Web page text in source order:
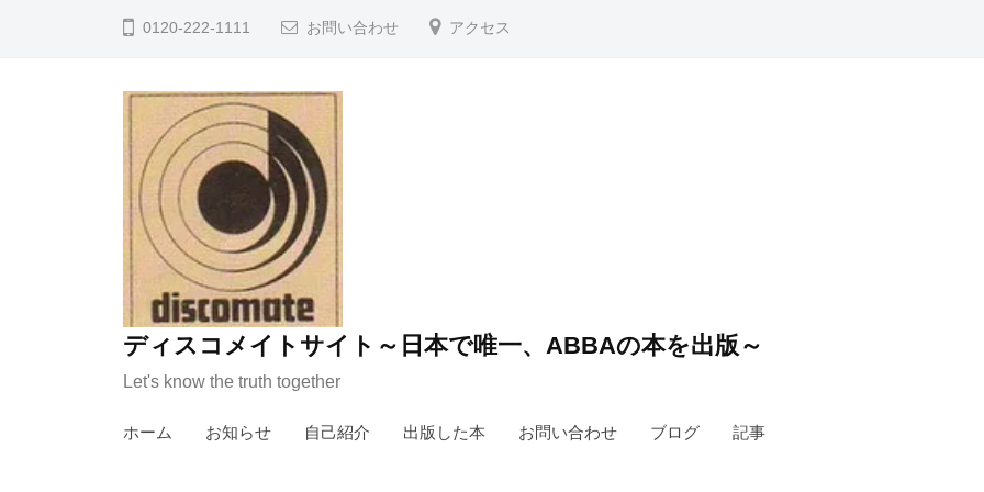
0120-222-1111 お問い合わせ アクセス
ディスコメイトサイト～日本で唯一、ABBAの本を出版～
Let's know the truth together
ホーム お知らせ 自己紹介 出版した本 お問い合わせ ブログ 記事